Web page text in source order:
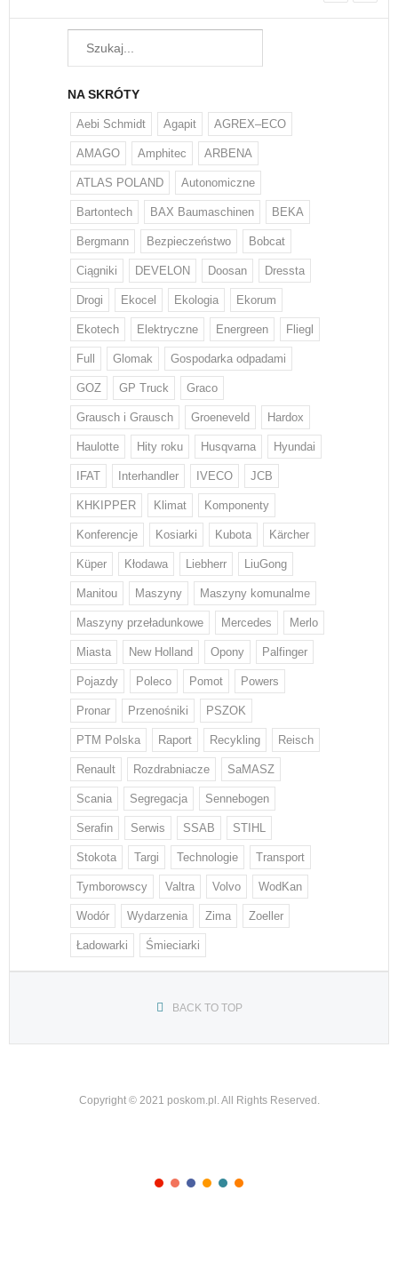
NA SKRÓTY
Aebi Schmidt Agapit AGREX–ECO
AMAGO Amphitec ARBENA
ATLAS POLAND Autonomiczne
Bartontech BAX Baumaschinen BEKA
Bergmann Bezpieczeństwo Bobcat
Ciągniki DEVELON Doosan Dressta
Drogi Ekocel Ekologia Ekorum
Ekotech Elektryczne Energreen Fliegl
Full Glomak Gospodarka odpadami
GOZ GP Truck Graco
Grausch i Grausch Groeneveld Hardox
Haulotte Hity roku Husqvarna Hyundai
IFAT Interhandler IVECO JCB
KHKIPPER Klimat Komponenty
Konferencje Kosiarki Kubota Kärcher
Küper Kłodawa Liebherr LiuGong
Manitou Maszyny Maszyny komunalme
Maszyny przeładunkowe Mercedes Merlo
Miasta New Holland Opony Palfinger
Pojazdy Poleco Pomot Powers
Pronar Przenośniki PSZOK
PTM Polska Raport Recykling Reisch
Renault Rozdrabniacze SaMASZ
Scania Segregacja Sennebogen
Serafin Serwis SSAB STIHL
Stokota Targi Technologie Transport
Tymborowscy Valtra Volvo WodKan
Wodór Wydarzenia Zima Zoeller
Ładowarki Śmieciarki
BACK TO TOP
Copyright © 2021 poskom.pl. All Rights Reserved.